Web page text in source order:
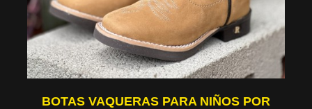
BOTAS VAQUERAS PARA NIÑOS POR